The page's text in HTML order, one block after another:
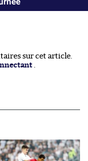
sur cet article.
.